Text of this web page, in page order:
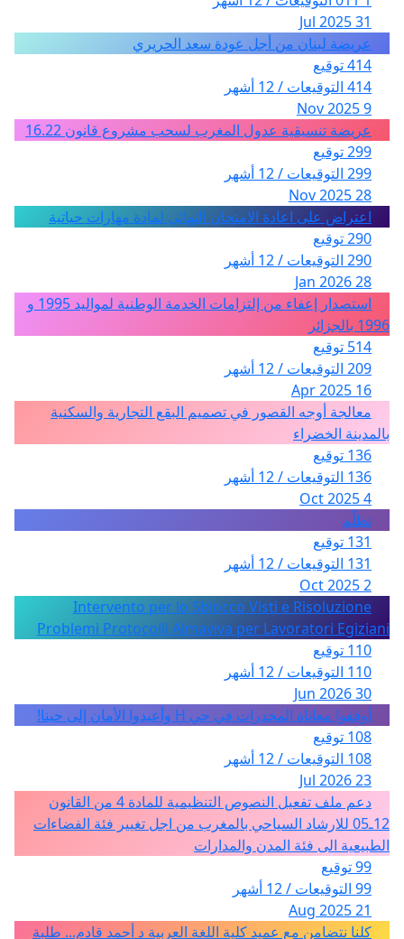
31 Jul 2025
عريضة لبنان من أجل عودة سعد الحريري
414 توقيع
414 التوقيعات / 12 أشهر
9 Nov 2025
عريضة تنسيقية عدول المغرب لسحب مشروع قانون 16.22
299 توقيع
299 التوقيعات / 12 أشهر
28 Nov 2025
اعتراض على اعادة الامتحان النهائي لمادة مهارات حياتية
290 توقيع
290 التوقيعات / 12 أشهر
28 Jan 2026
استصدار إعفاء من إلتزامات الخدمة الوطنية لمواليد 1995 و
1996 بالجزائر
514 توقيع
209 التوقيعات / 12 أشهر
16 Apr 2025
معالجة أوجه القصور في تصميم البقع التجارية والسكنية
بالمدينة الخضراء
136 توقيع
136 التوقيعات / 12 أشهر
4 Oct 2025
تظلّم
131 توقيع
131 التوقيعات / 12 أشهر
2 Oct 2025
Intervento per lo Sblocco Visti e Risoluzione
Problemi Protocolli Almaviva per Lavoratori Egiziani
110 توقيع
110 التوقيعات / 12 أشهر
30 Jun 2026
أوقفوا معاناة المخدرات في حي H وأعيدوا الأمان إلى حينا!
108 توقيع
108 التوقيعات / 12 أشهر
23 Jul 2026
دعم ملف تفعيل النصوص التنظيمية للمادة 4 من القانون
12ـ05 للارشاد السياحي بالمغرب من اجل تغيير فئة الفضاءات
الطبيعية الى فئة المدن والمدارات
99 توقيع
99 التوقيعات / 12 أشهر
21 Aug 2025
كلنا نتضامن مع عميد كلية اللغة العربية د أحمد قادم... طلبة